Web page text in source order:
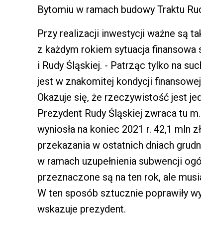
Bytomiu w ramach budowy Traktu
Przy realizacji inwestycji ważne są
z każdym rokiem sytuacja
i Rudy Śląskiej. - Patrząc tylko na
jest w znakomitej kondycji
Okazuje się, że rzeczywistość jest
Prezydent Rudy Śląskiej zwraca tu
wyniosła na koniec 2021 r. 42,1 mln
przekazania w ostatnich dniach
w ramach uzupełnienia subwencji
przeznaczone są na ten rok, ale
W ten sposób sztucznie poprawiły
wskazuje prezydent.